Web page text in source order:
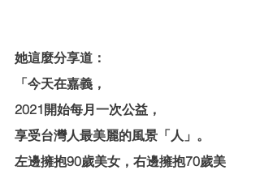
她這麼分享道：
「今天在嘉義，
2021開始每月一次公益，
享受台灣人最美麗的風景「人」。
左邊擁抱90歲美女，右邊擁抱70歲美